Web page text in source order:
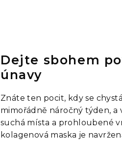
Dejte sbohem
únavy
Znáte ten pocit, kdy se
mimořádně náročný týden, a
suchá místa a prohloubené
kolagenová maska je